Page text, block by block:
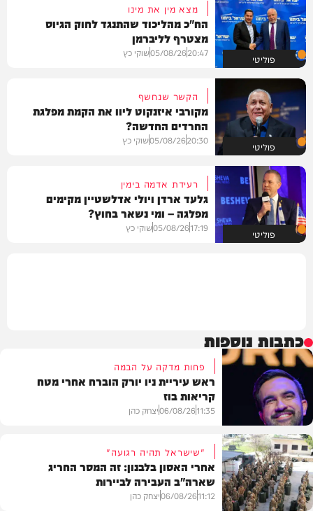
פוליטי
מצא מין את מינו
הח"כ מהליכוד שהתנגד לחוק הגיוס
מצטרף לליברמן
20:47
05/08/26שוקי כץ
פוליטי
הקשר שנחשף
מקורבי איזנקוט ליוו את הקמת מפלגת
החרדים החדשה?
20:30
05/08/26שוקי כץ
פוליטי
רעידת אדמה בימין
גלעד ארדן ויולי אדלשטיין מקימים
מפלגה – ומי נשאר בחוץ?
17:19
05/08/26שוקי כץ
כתבות נוספות
בעולם
פחות מדקה על הבמה
ראש עיריית ניו יורק הוברח אחרי מטח
קריאות בוז
11:35
06/08/26יצחק כהן
"שישראל תהיה רגועה"
אחרי האסון בלבנון: זה המסר החריג
שארה"ב העבירה לביירות
11:12
06/08/26יצחק כהן